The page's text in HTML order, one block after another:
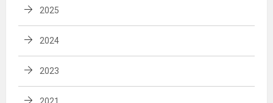
2025
2024
2023
2021